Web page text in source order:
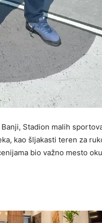
Stadion malih
kao šljakasti teren za
bio važno mesto